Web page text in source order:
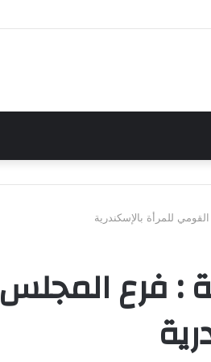
للمرأة بالإسكندرية
: فرع المجلس